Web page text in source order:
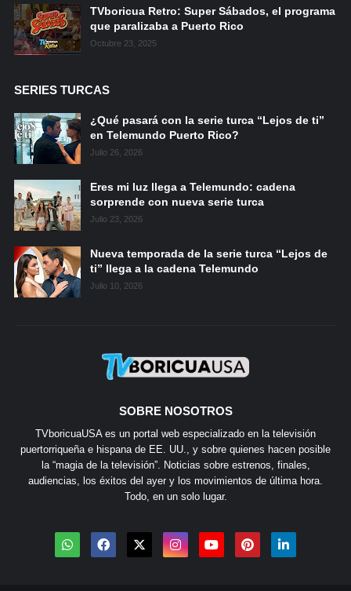
TVboricua Retro: Super Sábados, el programa
que paralizaba a Puerto Rico
Octubre 23, 2025
SERIES TURCAS
¿Qué pasará con la serie turca “Lejos de ti”
en Telemundo Puerto Rico?
Julio 26, 2026
Eres mi luz llega a Telemundo: cadena
sorprende con nueva serie turca
Julio 23, 2026
Nueva temporada de la serie turca “Lejos de
ti” llega a la cadena Telemundo
Julio 10, 2026
SOBRE NOSOTROS
TVboricuaUSA es un portal web especializado en la televisión
puertorriqueña e hispana de EE. UU., y sobre quienes hacen posible
la “magia de la televisión”. Noticias sobre estrenos, finales,
audiencias, los éxitos del ayer y los movimientos de última hora.
Todo, en un solo lugar.